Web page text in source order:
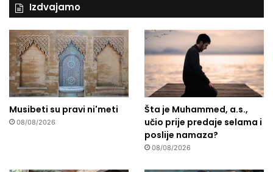
Izdvajamo
Musibeti su pravi ni'meti
08/08/2026
Šta je Muhammed, a.s.,
učio prije predaje selama i
poslije namaza?
08/08/2026